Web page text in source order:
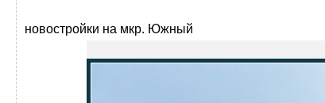
новостройки на мкр. Южный